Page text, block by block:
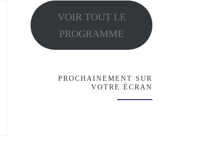
VOIR TOUT LE
PROGRAMME
PROCHAINEMENT SUR
VOTRE ÉCRAN